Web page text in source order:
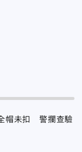
帽未扣 警攔查驗